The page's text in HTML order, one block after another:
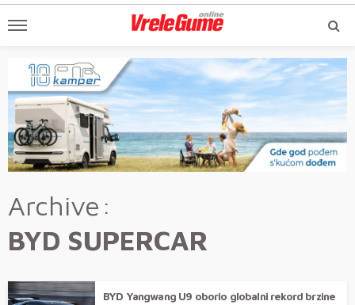
Archive
BYD SUPERCAR
BYD Yangwang U9 oborio globalni rekord brzine